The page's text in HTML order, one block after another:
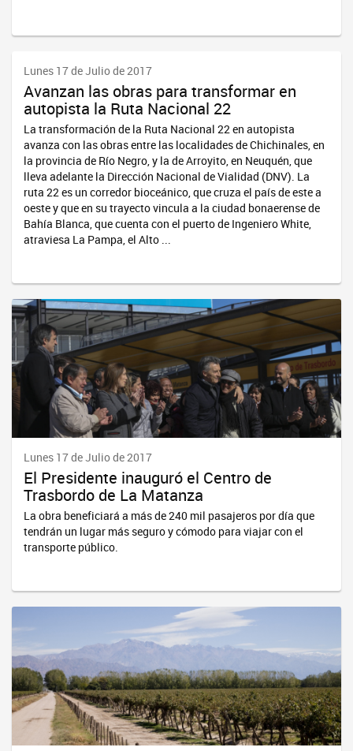
Lunes 17 de Julio de 2017
Avanzan las obras para transformar en
autopista la Ruta Nacional 22
La transformación de la Ruta Nacional 22 en autopista
avanza con las obras entre las localidades de Chichinales, en
la provincia de Río Negro, y la de Arroyito, en Neuquén, que
lleva adelante la Dirección Nacional de Vialidad (DNV). La
ruta 22 es un corredor bioceánico, que cruza el país de este a
oeste y que en su trayecto vincula a la ciudad bonaerense de
Bahía Blanca, que cuenta con el puerto de Ingeniero White,
atraviesa La Pampa, el Alto ...
Lunes 17 de Julio de 2017
El Presidente inauguró el Centro de
Trasbordo de La Matanza
La obra beneficiará a más de 240 mil pasajeros por día que
tendrán un lugar más seguro y cómodo para viajar con el
transporte público.